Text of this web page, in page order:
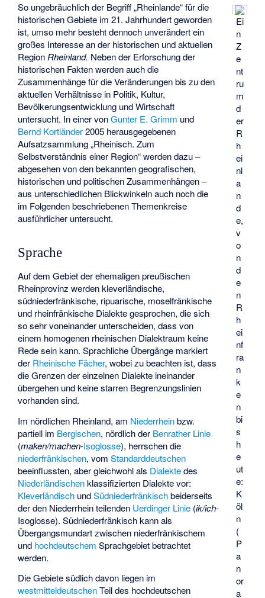
Ei
n
Z
e
nt
ru
m
d
er
R
h
ei
nl
a
n
d
e,
v
o
n
d
e
n
R
h
ei
nf
ra
n
k
e
n
bi
s
h
e
ut
e:
K
öl
n
(
P
a
n
or
a
So ungebräuchlich der Begriff „Rheinlande“ für die
historischen Gebiete im 21. Jahrhundert geworden
ist, umso mehr besteht dennoch unverändert ein
großes Interesse an der historischen und aktuellen
RegionRheinland. Neben der Erforschung der
historischen Fakten werden auch die
Zusammenhänge für die Veränderungen bis zu den
aktuellen Verhältnisse in Politik, Kultur,
Bevölkerungsentwicklung und Wirtschaft
untersucht. In einer vonGunter E. Grimm und
Bernd Kortländer2005 herausgegebenen
Aufsatzsammlung „Rheinisch. Zum
Selbstverständnis einer Region“ werden dazu –
abgesehen von den bekannten geografischen,
historischen und politischen Zusammenhängen –
aus unterschiedlichen Blickwinkeln auch noch die
im Folgenden beschriebenen Themenkreise
ausführlicher untersucht.
Sprache
Auf dem Gebiet der ehemaligen preußischen
Rheinprovinz werden kleverländische,
südniederfränkische, ripuarische, moselfränkische
und rheinfränkische Dialekte gesprochen, die sich
so sehr voneinander unterscheiden, dass von
einem homogenen rheinischen Dialektraum keine
Rede sein kann. Sprachliche Übergänge markiert
der Rheinische Fächer, wobei zu beachten ist, dass
die Grenzen der einzelnen Dialekte ineinander
übergehen und keine starren Begrenzungslinien
vorhanden sind.
Im nördlichen Rheinland, am Niederrheinbzw.
partiell im Bergischen, nördlich der Benrather Linie
(maken/machen-Isoglosse), herrschen die
niederfränkischen, vomStandarddeutschen
beeinflussten, aber gleichwohl als Dialektedes
Niederländischenklassifizierten Dialekte vor:
Kleverländisch undSüdniederfränkischbeiderseits
der den Niederrhein teilenden Uerdinger Linie (ik/ich-
Isoglosse). Südniederfränkisch kann als
Übergangsmundart zwischen niederfränkischem
und hochdeutschem Sprachgebiet betrachtet
werden.
Die Gebiete südlich davon liegen im
westmitteldeutschenTeil des hochdeutschen